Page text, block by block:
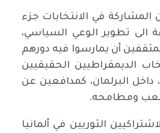
المشاركة في الانتخابات جزء
الى تطوير الوعي السياسي،
أن يمارسوا فيه دورهم
الديمقراطيين الحقيقيين
البرلمان، كمدافعين عن
ومطامحه.
الثوريين في ألمانيا